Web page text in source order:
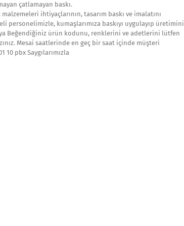
çatlamayan baskı.
ihtiyaçlarının, tasarım baskı ve imalatını
personelimizle, kumaşlarımıza baskıyı uygulayıp üretimini
Beğendiğiniz ürün kodunu, renklerini ve adetlerini lütfen
Mesai saatlerinde en geç bir saat içinde müşteri
pbx Saygılarımızla